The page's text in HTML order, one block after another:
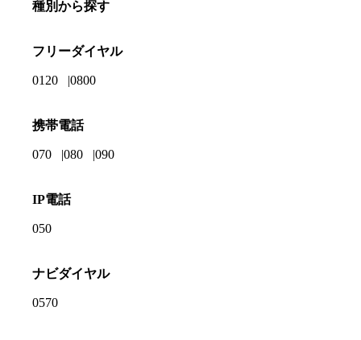
種別から探す
フリーダイヤル
0120 0800
携帯電話
070 080 090
IP電話
050
ナビダイヤル
0570